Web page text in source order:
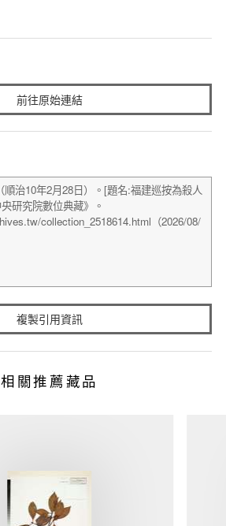
前往原始連結
複製引用資訊
相關推薦藏品